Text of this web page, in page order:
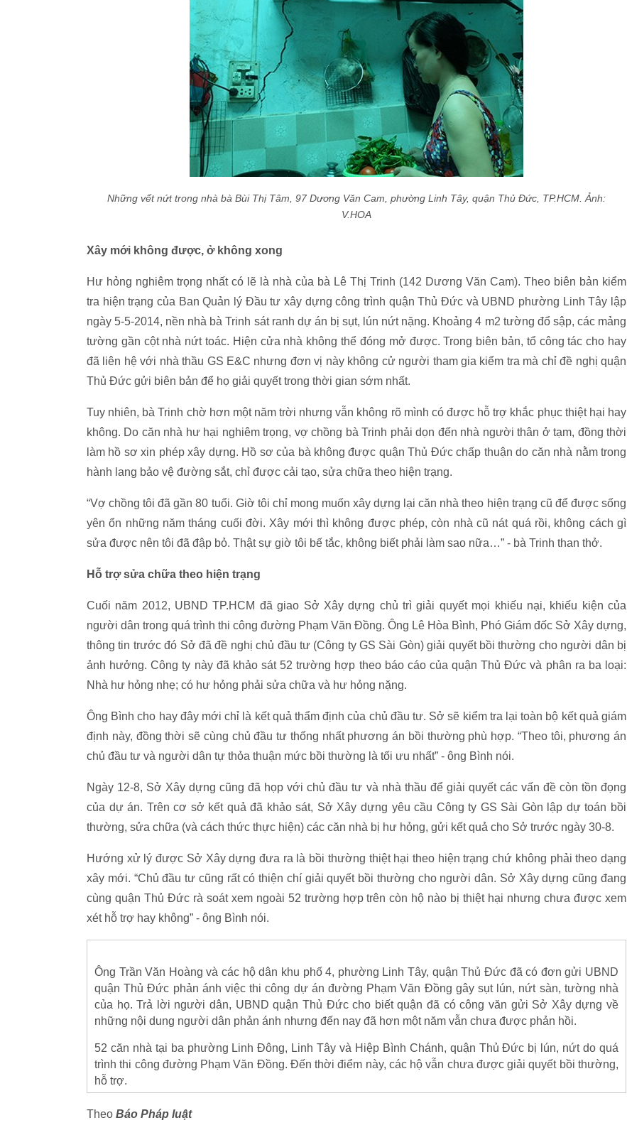
Những vết nứt trong nhà bà Bùi Thị Tâm, 97 Dương Văn Cam, phường Linh Tây, quận Thủ Đức, TP.HCM. Ảnh:
V.HOA
Xây mới không được, ở không xong
Hư hỏng nghiêm trọng nhất có lẽ là nhà của bà Lê Thị Trinh (142 Dương Văn Cam). Theo biên bản kiểm
tra hiện trạng của Ban Quản lý Đầu tư xây dựng công trình quận Thủ Đức và UBND phường Linh Tây lập
ngày 5-5-2014, nền nhà bà Trinh sát ranh dự án bị sụt, lún nứt nặng. Khoảng 4 m2 tường đổ sập, các mảng
tường gần cột nhà nứt toác. Hiện cửa nhà không thể đóng mở được. Trong biên bản, tổ công tác cho hay
đã liên hệ với nhà thầu GS E&C nhưng đơn vị này không cử người tham gia kiểm tra mà chỉ đề nghị quận
Thủ Đức gửi biên bản để họ giải quyết trong thời gian sớm nhất.
Tuy nhiên, bà Trinh chờ hơn một năm trời nhưng vẫn không rõ mình có được hỗ trợ khắc phục thiệt hại hay
không. Do căn nhà hư hại nghiêm trọng, vợ chồng bà Trinh phải dọn đến nhà người thân ở tạm, đồng thời
làm hồ sơ xin phép xây dựng. Hồ sơ của bà không được quận Thủ Đức chấp thuận do căn nhà nằm trong
hành lang bảo vệ đường sắt, chỉ được cải tạo, sửa chữa theo hiện trạng.
“Vợ chồng tôi đã gần 80 tuổi. Giờ tôi chỉ mong muốn xây dựng lại căn nhà theo hiện trạng cũ để được sống
yên ổn những năm tháng cuối đời. Xây mới thì không được phép, còn nhà cũ nát quá rồi, không cách gì
sửa được nên tôi đã đập bỏ. Thật sự giờ tôi bế tắc, không biết phải làm sao nữa…” - bà Trinh than thở.
Hỗ trợ sửa chữa theo hiện trạng
Cuối năm 2012, UBND TP.HCM đã giao Sở Xây dựng chủ trì giải quyết mọi khiếu nại, khiếu kiện của
người dân trong quá trình thi công đường Phạm Văn Đồng. Ông Lê Hòa Bình, Phó Giám đốc Sở Xây dựng,
thông tin trước đó Sở đã đề nghị chủ đầu tư (Công ty GS Sài Gòn) giải quyết bồi thường cho người dân bị
ảnh hưởng. Công ty này đã khảo sát 52 trường hợp theo báo cáo của quận Thủ Đức và phân ra ba loại:
Nhà hư hỏng nhẹ; có hư hỏng phải sửa chữa và hư hỏng nặng.
Ông Bình cho hay đây mới chỉ là kết quả thẩm định của chủ đầu tư. Sở sẽ kiểm tra lại toàn bộ kết quả giám
định này, đồng thời sẽ cùng chủ đầu tư thống nhất phương án bồi thường phù hợp. “Theo tôi, phương án
chủ đầu tư và người dân tự thỏa thuận mức bồi thường là tối ưu nhất” - ông Bình nói.
Ngày 12-8, Sở Xây dựng cũng đã họp với chủ đầu tư và nhà thầu để giải quyết các vấn đề còn tồn đọng
của dự án. Trên cơ sở kết quả đã khảo sát, Sở Xây dựng yêu cầu Công ty GS Sài Gòn lập dự toán bồi
thường, sửa chữa (và cách thức thực hiện) các căn nhà bị hư hỏng, gửi kết quả cho Sở trước ngày 30-8.
Hướng xử lý được Sở Xây dựng đưa ra là bồi thường thiệt hại theo hiện trạng chứ không phải theo dạng
xây mới. “Chủ đầu tư cũng rất có thiện chí giải quyết bồi thường cho người dân. Sở Xây dựng cũng đang
cùng quận Thủ Đức rà soát xem ngoài 52 trường hợp trên còn hộ nào bị thiệt hại nhưng chưa được xem
xét hỗ trợ hay không” - ông Bình nói.
Ông Trần Văn Hoàng và các hộ dân khu phố 4, phường Linh Tây, quận Thủ Đức đã có đơn gửi UBND
quận Thủ Đức phản ánh việc thi công dự án đường Phạm Văn Đồng gây sụt lún, nứt sàn, tường nhà
của họ. Trả lời người dân, UBND quận Thủ Đức cho biết quận đã có công văn gửi Sở Xây dựng về
những nội dung người dân phản ánh nhưng đến nay đã hơn một năm vẫn chưa được phản hồi.
52 căn nhà tại ba phường Linh Đông, Linh Tây và Hiệp Bình Chánh, quận Thủ Đức bị lún, nứt do quá
trình thi công đường Phạm Văn Đồng. Đến thời điểm này, các hộ vẫn chưa được giải quyết bồi thường,
hỗ trợ.
Theo Báo Pháp luật